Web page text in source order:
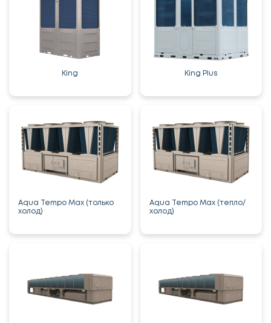
King King Plus
Aqua Tempo Max (только
холод)
Aqua Tempo Max (тепло/
холод)